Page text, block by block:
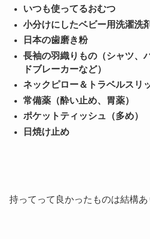
いつも使ってるおむつ
小分けにしたベビー用洗濯洗
日本の歯磨き粉
長袖の羽織りもの（シャツ、
ドブレーカーなど）
ネックピロー＆トラベルスリ
常備薬（酔い止め、胃薬）
ポケットティッシュ（多め）
日焼け止め
持ってって良かったものは結構あ